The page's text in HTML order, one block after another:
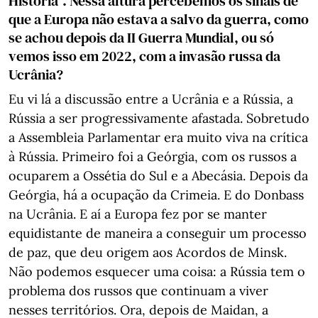
que a Europa não estava a salvo da guerra, como
se achou depois da II Guerra Mundial, ou só
vemos isso em 2022, com a invasão russa da
Ucrânia?
Eu vi lá a discussão entre a Ucrânia e a Rússia, a
Rússia a ser progressivamente afastada. Sobretudo
a Assembleia Parlamentar era muito viva na crítica
à Rússia. Primeiro foi a Geórgia, com os russos a
ocuparem a Ossétia do Sul e a Abecásia. Depois da
Geórgia, há a ocupação da Crimeia. E do Donbass
na Ucrânia. E aí a Europa fez por se manter
equidistante de maneira a conseguir um processo
de paz, que deu origem aos Acordos de Minsk.
Não podemos esquecer uma coisa: a Rússia tem o
problema dos russos que continuam a viver
nesses territórios. Ora, depois de Maidan, a